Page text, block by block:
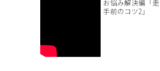
お悩み解決編「
手前のコツ2」